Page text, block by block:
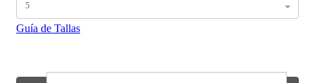
5
Guía de Tallas